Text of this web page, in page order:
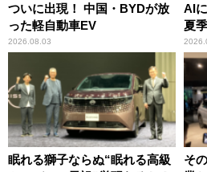
ついに出現！ 中国・BYDが放
った軽自動車EV
2026.08.03
AI
夏
眠れる獅子ならぬ“眠れる高級
そ